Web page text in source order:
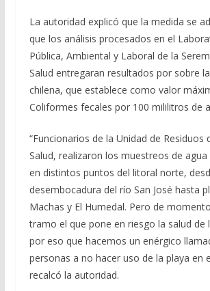
La autoridad explicó que la medida se
que los análisis procesados en el
Pública, Ambiental y Laboral de la
Salud entregaran resultados por sobre
chilena, que establece como valor
Coliformes fecales por 100 mililitros de
“Funcionarios de la Unidad de Residuos
Salud, realizaron los muestreos de agua
en distintos puntos del litoral norte,
desembocadura del río San José hasta
Machas y El Humedal. Pero de
tramo el que pone en riesgo la salud de
por eso que hacemos un enérgico
personas a no hacer uso de la playa en
recalcó la autoridad.